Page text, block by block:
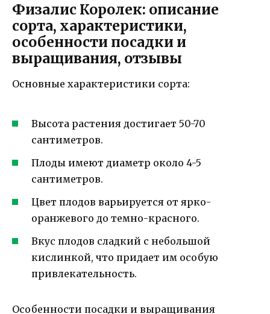
Физалис Королек: описание
сорта, характеристики,
особенности посадки и
выращивания, отзывы
Основные характеристики сорта:
Высота растения достигает 50-70
сантиметров.
Плоды имеют диаметр около 4-5
сантиметров.
Цвет плодов варьируется от ярко-
оранжевого до темно-красного.
Вкус плодов сладкий с небольшой
кислинкой, что придает им особую
привлекательность.
Особенности посадки и выращивания